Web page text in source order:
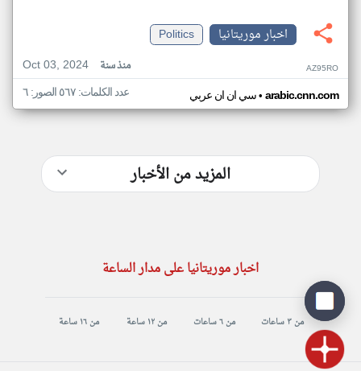
اخبار موريتانيا
Politics
Oct 03, 2024
منذ سنة AZ95RO
سي ان ان عربي• arabic.cnn.com عدد الكلمات: ٥٦٧ الصور: ٦
المزيد من الأخبار
اخبار موريتانيا على مدار الساعة
من ٣ ساعات من ٦ ساعات من ١٢ ساعة من ١٦ ساعة